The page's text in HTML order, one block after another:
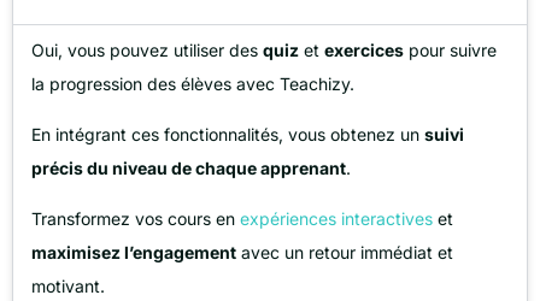
Oui, vous pouvez utiliser des quiz et exercices pour suivre
la progression des élèves avec Teachizy.
En intégrant ces fonctionnalités, vous obtenez un suivi
précis du niveau de chaque apprenant.
Transformez vos cours en expériences interactives et
maximisez l’engagement avec un retour immédiat et
motivant.